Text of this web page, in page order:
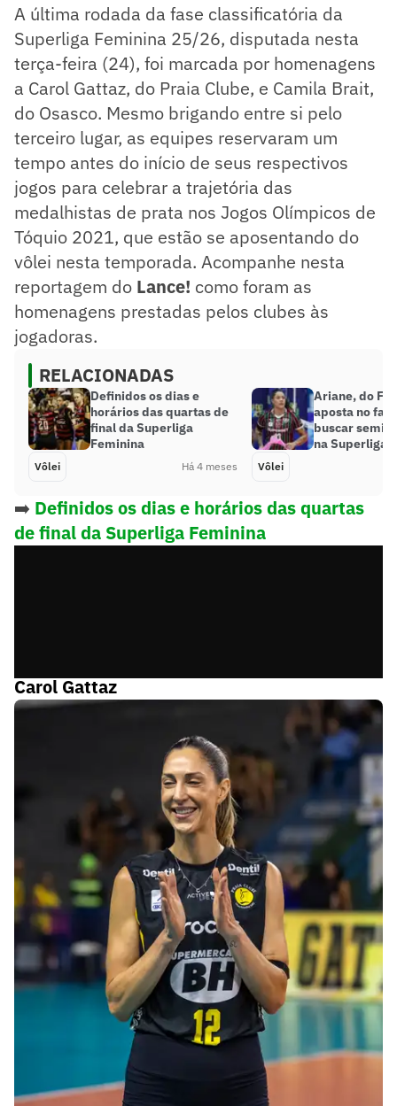
A última rodada da fase classificatória da
Superliga Feminina 25/26, disputada nesta
terça-feira (24), foi marcada por homenagens
a Carol Gattaz, do Praia Clube, e Camila Brait,
do Osasco. Mesmo brigando entre si pelo
terceiro lugar, as equipes reservaram um
tempo antes do início de seus respectivos
jogos para celebrar a trajetória das
medalhistas de prata nos Jogos Olímpicos de
Tóquio 2021, que estão se aposentando do
vôlei nesta temporada. Acompanhe nesta
reportagem do Lance! como foram as
homenagens prestadas pelos clubes às
jogadoras.
RELACIONADAS
Definidos os dias e
horários das quartas de
final da Superliga
Feminina
Vôlei Há 4 meses
Ariane, do
aposta no
buscar
na Superliga
Vôlei
➡️ Definidos os dias e horários das quartas
de final da Superliga Feminina
Carol Gattaz